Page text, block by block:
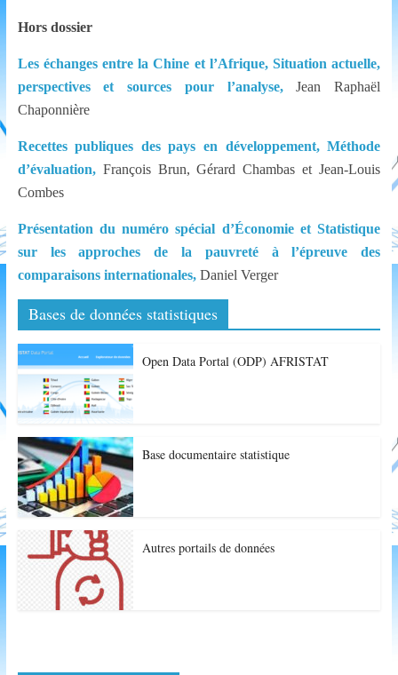
Hors dossier
Les échanges entre la Chine et l’Afrique, Situation actuelle,
perspectives et sources pour l’analyse,
Jean Raphaël
Chaponnière
Recettes publiques des pays en développement, Méthode
d’évaluation, François Brun, Gérard Chambas et Jean-Louis
Combes
Présentation du numéro spécial d’Économie et Statistique
sur les approches de la pauvreté à l’épreuve des
comparaisons internationales, Daniel Verger
Bases de données statistiques
Open Data Portal (ODP) AFRISTAT
Base documentaire statistique
Autres portails de données